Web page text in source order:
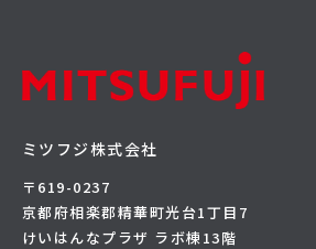
ミツフジ株式会社
〒619-0237
京都府相楽郡精華町光台1丁目7
けいはんなプラザ ラボ棟13階